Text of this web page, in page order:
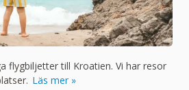
flygbiljetter till Kroatien. Vi har resor
Läs mer